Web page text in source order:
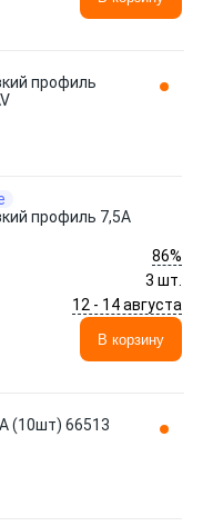
профиль
профиль 7,5A
86%
3 шт.
12 - 14 августа
В корзину
(10шт) 66513